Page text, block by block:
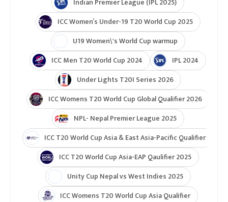
ICC Women’s Under-19 T20 World Cup 2025
U19 Women\'s World Cup warmup
ICC Men T20 World Cup 2024
IPL 2024
Under Lights T20I Series 2026
ICC Womens T20 World Cup Global Qualifier 2026
NPL- Nepal Premier League 2025
ICC T20 World Cup Asia & East Asia-Pacific Qualifier
ICC T20 World Cup Asia-EAP Qaulifier 2025
Unity Cup Nepal vs West Indies 2025
ICC Womens T20 World Cup Asia Qualifier